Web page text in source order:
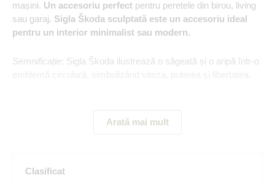
mașini. Un accesoriu perfect pentru peretele din birou, living
sau garaj. Sigla Škoda sculptată este un accesoriu ideal
pentru un interior minimalist sau modern.
Semnificație: Sigla Škoda ilustrează o săgeată și o aripă într-o
Principalele avantaje ale produsului:
Ideal pentru garaj
Arată mai mult
Clasificat